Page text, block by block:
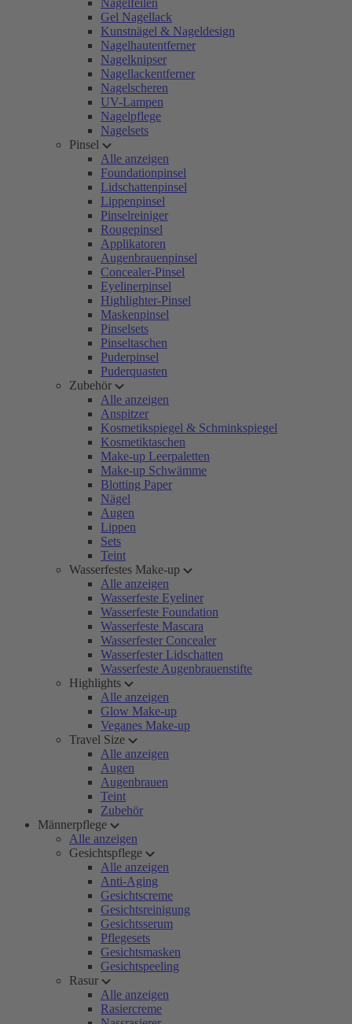
Nagelfeilen
Gel Nagellack
Kunstnägel & Nageldesign
Nagelhautentferner
Nagelknipser
Nagellackentferner
Nagelscheren
UV-Lampen
Nagelpflege
Nagelsets
Pinsel
Alle anzeigen
Foundationpinsel
Lidschattenpinsel
Lippenpinsel
Pinselreiniger
Rougepinsel
Applikatoren
Augenbrauenpinsel
Concealer-Pinsel
Eyelinerpinsel
Highlighter-Pinsel
Maskenpinsel
Pinselsets
Pinseltaschen
Puderpinsel
Puderquasten
Zubehör
Alle anzeigen
Anspitzer
Kosmetikspiegel & Schminkspiegel
Kosmetiktaschen
Make-up Leerpaletten
Make-up Schwämme
Blotting Paper
Nägel
Augen
Lippen
Sets
Teint
Wasserfestes Make-up
Alle anzeigen
Wasserfeste Eyeliner
Wasserfeste Foundation
Wasserfeste Mascara
Wasserfester Concealer
Wasserfester Lidschatten
Wasserfeste Augenbrauenstifte
Highlights
Alle anzeigen
Glow Make-up
Veganes Make-up
Travel Size
Alle anzeigen
Augen
Augenbrauen
Teint
Zubehör
Männerpflege
Alle anzeigen
Gesichtspflege
Alle anzeigen
Anti-Aging
Gesichtscreme
Gesichtsreinigung
Gesichtsserum
Pflegesets
Gesichtsmasken
Gesichtspeeling
Rasur
Alle anzeigen
Rasiercreme